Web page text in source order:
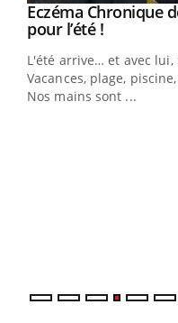
Youtube
Eczéma Chronique
pour l’été !Youtube
L'été arrive… et avec lui,
Vacances, plage,
Nos mains sont ...